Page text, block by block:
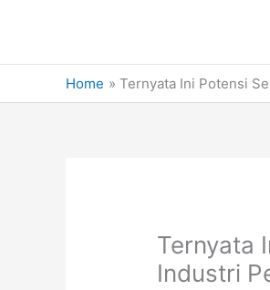
Home Ternyata Ini Potensi
Ternyata
Industri